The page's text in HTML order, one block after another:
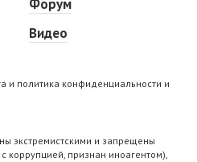
Форум
Видео
и политика конфиденциальности и
экстремистскими и запрещены
признан иноагентом),